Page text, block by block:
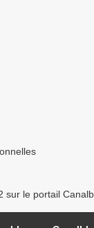
sur le portail